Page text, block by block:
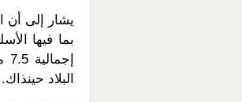
بما فيها
البلاد حينذاك.